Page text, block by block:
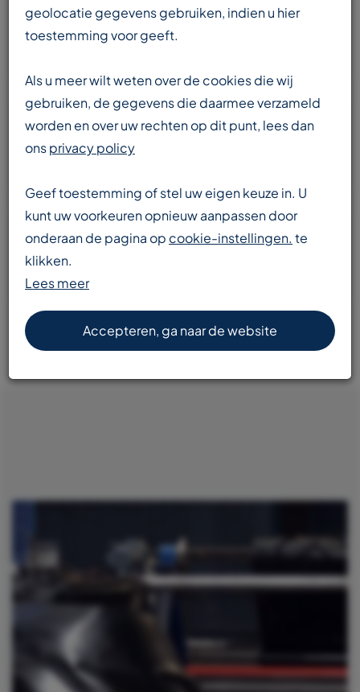
Team
beschikbaar in meerdere talen
Enorme voorraad
transportbanden en componenten
Snelle levering
geolocatie gegevens gebruiken, indien u hier
toestemming voor geeft.
Als u meer wilt weten over de cookies die wij
gebruiken, de gegevens die daarmee verzameld
worden en over uw rechten op dit punt, lees dan
onsprivacy policy
Geef toestemming of stel uw eigen keuze in. U
kunt uw voorkeuren opnieuw aanpassen door
onderaan de pagina op cookie-instellingen. te
klikken.
Lees meer
Accepteren, ga naar de website